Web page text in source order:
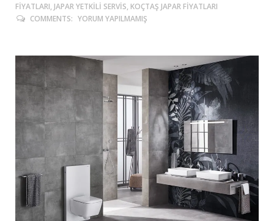
FIYATLARI, JAPAR YETKILI SERVIS, KOÇTAŞ JAPAR FIYATLARI
COMMENTS: YORUM YAPILMAMIŞ